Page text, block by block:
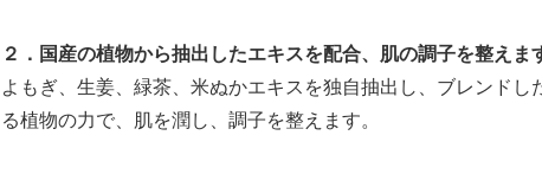
２．国産の植物から抽出したエキスを配合、肌の調子を整えま
よもぎ、生姜、緑茶、米ぬかエキスを独自抽出し、ブレンド
る植物の力で、肌を潤し、調子を整えます。